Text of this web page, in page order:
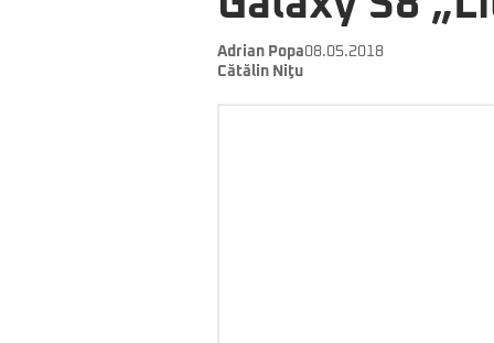
Adrian Popa
Cătălin Niţu
08.05.2018